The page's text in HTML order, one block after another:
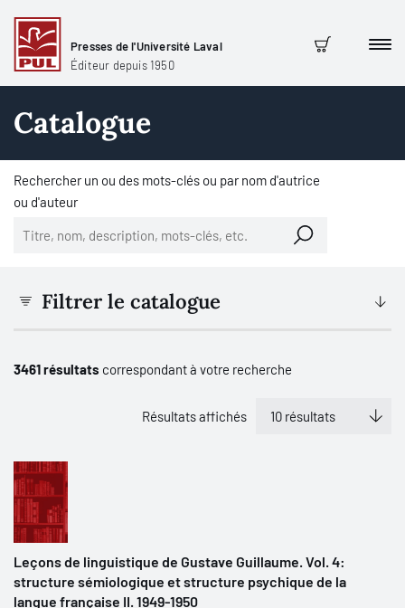
Presses de l'Université Laval
Éditeur depuis 1950
Panier
Catalogue
Rechercher un ou des mots-clés ou par nom d'autrice
ou d'auteur
Filtrer le catalogue
3461 résultats correspondant à votre recherche
Résultats affichés
Leçons de linguistique de Gustave Guillaume. Vol. 4:
structure sémiologique et structure psychique de la
langue française II. 1949-1950